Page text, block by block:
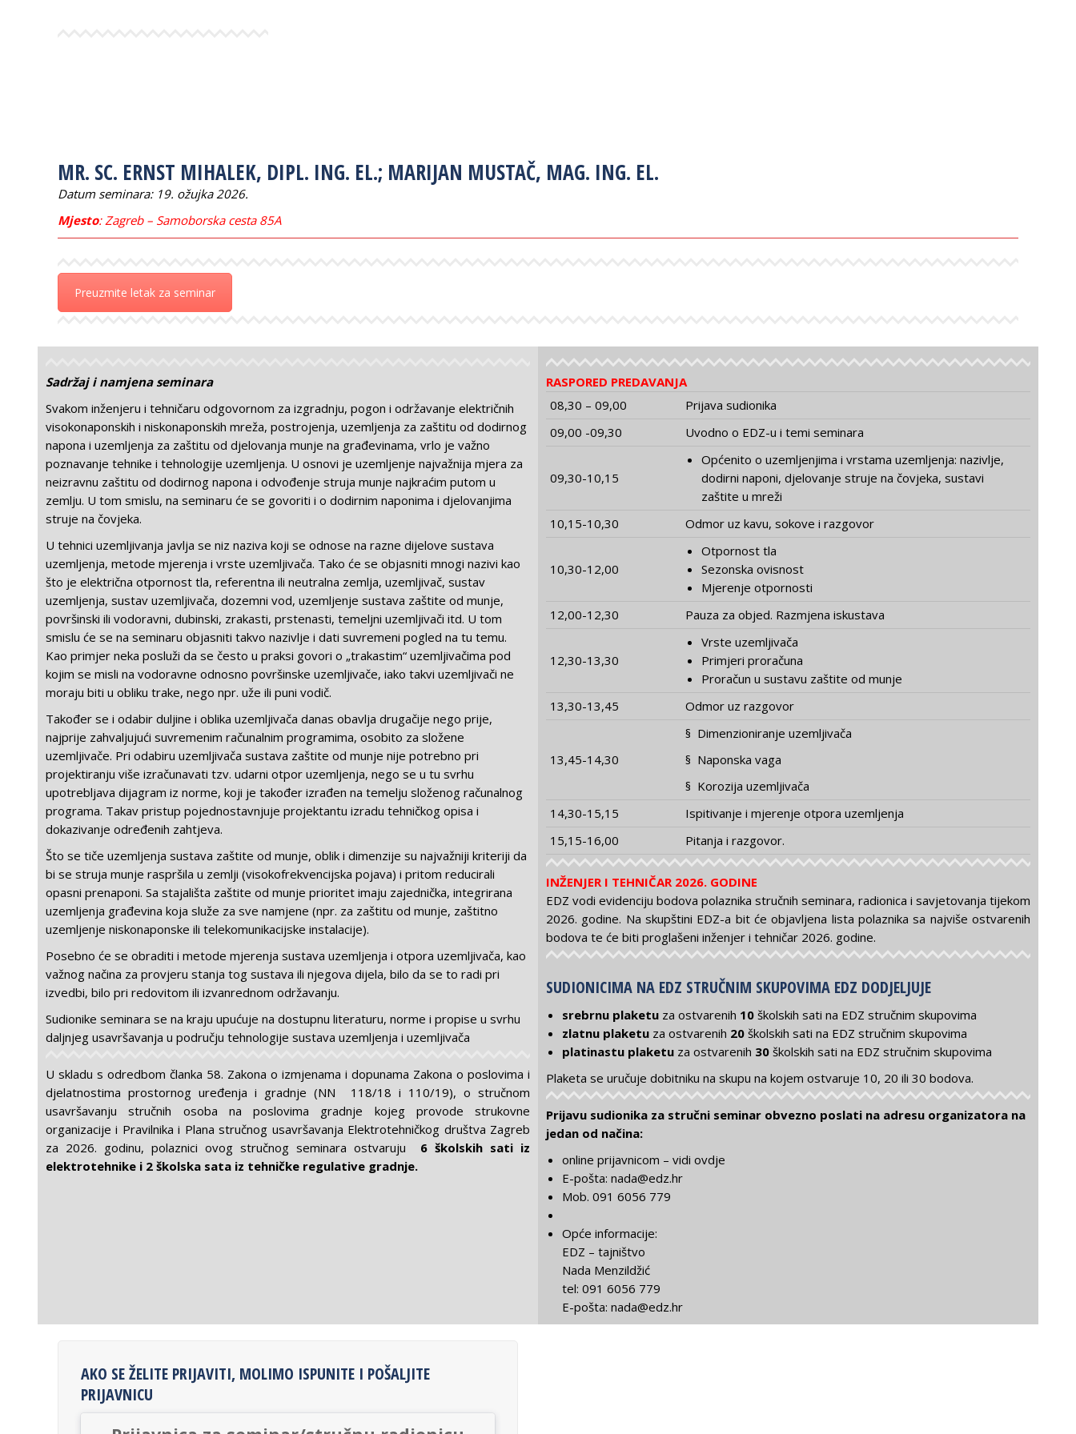
MR. SC. ERNST MIHALEK, DIPL. ING. EL.; MARIJAN MUSTAČ, MAG. ING. EL.
Datum seminara: 19. ožujka 2026.
Mjesto: Zagreb – Samoborska cesta 85A
Preuzmite letak za seminar
Sadržaj i namjena seminara
Svakom inženjeru i tehničaru odgovornom za izgradnju, pogon i održavanje električnih
visokonaponskih i niskonaponskih mreža, postrojenja, uzemljenja za zaštitu od dodirnog
napona i uzemljenja za zaštitu od djelovanja munje na građevinama, vrlo je važno
poznavanje tehnike i tehnologije uzemljenja. U osnovi je uzemljenje najvažnija mjera za
neizravnu zaštitu od dodirnog napona i odvođenje struja munje najkraćim putom u
zemlju. U tom smislu, na seminaru će se govoriti i o dodirnim naponima i djelovanjima
struje na čovjeka.
U tehnici uzemljivanja javlja se niz naziva koji se odnose na razne dijelove sustava
uzemljenja, metode mjerenja i vrste uzemljivača. Tako će se objasniti mnogi nazivi kao
što je električna otpornost tla, referentna ili neutralna zemlja, uzemljivač, sustav
uzemljenja, sustav uzemljivača, dozemni vod, uzemljenje sustava zaštite od munje,
površinski ili vodoravni, dubinski, zrakasti, prstenasti, temeljni uzemljivači itd. U tom
smislu će se na seminaru objasniti takvo nazivlje i dati suvremeni pogled na tu temu.
Kao primjer neka posluži da se često u praksi govori o „trakastim“ uzemljivačima pod
kojim se misli na vodoravne odnosno površinske uzemljivače, iako takvi uzemljivači ne
moraju biti u obliku trake, nego npr. uže ili puni vodič.
Također se i odabir duljine i oblika uzemljivača danas obavlja drugačije nego prije,
najprije zahvaljujući suvremenim računalnim programima, osobito za složene
uzemljivače. Pri odabiru uzemljivača sustava zaštite od munje nije potrebno pri
projektiranju više izračunavati tzv. udarni otpor uzemljenja, nego se u tu svrhu
upotrebljava dijagram iz norme, koji je također izrađen na temelju složenog računalnog
programa. Takav pristup pojednostavnjuje projektantu izradu tehničkog opisa i
dokazivanje određenih zahtjeva.
Što se tiče uzemljenja sustava zaštite od munje, oblik i dimenzije su najvažniji kriteriji da
bi se struja munje raspršila u zemlji (visokofrekvencijska pojava) i pritom reducirali
opasni prenaponi. Sa stajališta zaštite od munje prioritet imaju zajednička, integrirana
uzemljenja građevina koja služe za sve namjene (npr. za zaštitu od munje, zaštitno
uzemljenje niskonaponske ili telekomunikacijske instalacije).
Posebno će se obraditi i metode mjerenja sustava uzemljenja i otpora uzemljivača, kao
važnog načina za provjeru stanja tog sustava ili njegova dijela, bilo da se to radi pri
izvedbi, bilo pri redovitom ili izvanrednom održavanju.
Sudionike seminara se na kraju upućuje na dostupnu literaturu, norme i propise u svrhu
daljnjeg usavršavanja u području tehnologije sustava uzemljenja i uzemljivača
U skladu s odredbom članka 58. Zakona o izmjenama i dopunama Zakona o poslovima i
djelatnostima prostornog uređenja i gradnje (NN 118/18 i 110/19), o stručnom
usavršavanju stručnih osoba na poslovima gradnje kojeg provode strukovne
organizacije i Pravilnika i Plana stručnog usavršavanja Elektrotehničkog društva Zagreb
za 2026. godinu, polaznici ovog stručnog seminara ostvaruju
6 školskih sati iz
elektrotehnike i 2 školska sata iz tehničke regulative gradnje.
RASPORED PREDAVANJA
08,30 – 09,00
Prijava sudionika
09,00 -09,30
Uvodno o EDZ-u i temi seminara
09,30-10,15
Općenito o uzemljenjima i vrstama uzemljenja: nazivlje,
dodirni naponi, djelovanje struje na čovjeka, sustavi
zaštite u mreži
10,15-10,30
Odmor uz kavu, sokove i razgovor
10,30-12,00
Otpornost tla
Sezonska ovisnost
Mjerenje otpornosti
12,00-12,30
Pauza za objed. Razmjena iskustava
12,30-13,30
Vrste uzemljivača
Primjeri proračuna
Proračun u sustavu zaštite od munje
13,30-13,45
Odmor uz razgovor
13,45-14,30
§ Dimenzioniranje uzemljivača
§ Naponska vaga
§ Korozija uzemljivača
14,30-15,15
Ispitivanje i mjerenje otpora uzemljenja
15,15-16,00
Pitanja i razgovor.
INŽENJER I TEHNIČAR 2026. GODINE
EDZ vodi evidenciju bodova polaznika stručnih seminara, radionica i savjetovanja tijekom
2026. godine. Na skupštini EDZ-a bit će objavljena lista polaznika sa najviše ostvarenih
bodova te će biti proglašeni inženjer i tehničar 2026. godine.
SUDIONICIMA NA EDZ STRUČNIM SKUPOVIMA EDZ DODJELJUJE
srebrnu plaketu za ostvarenih 10 školskih sati na EDZ stručnim skupovima
zlatnu plaketu za ostvarenih 20 školskih sati na EDZ stručnim skupovima
platinastu plaketu za ostvarenih 30 školskih sati na EDZ stručnim skupovima
Plaketa se uručuje dobitniku na skupu na kojem ostvaruje 10, 20 ili 30 bodova.
Prijavu sudionika za stručni seminar obvezno poslati na adresu organizatora na
jedan od načina:
online prijavnicom – vidi ovdje
E-pošta: nada@edz.hr
Mob. 091 6056 779
Opće informacije:
EDZ – tajništvo
Nada Menzildžić
tel: 091 6056 779
E-pošta: nada@edz.hr
AKO SE ŽELITE PRIJAVITI, MOLIMO ISPUNITE I POŠALJITE
PRIJAVNICU